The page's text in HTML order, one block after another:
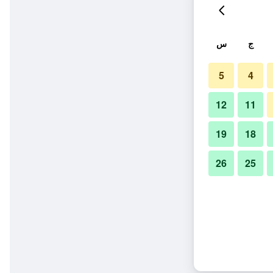
ج س
4
5
11
12
18
19
25
26